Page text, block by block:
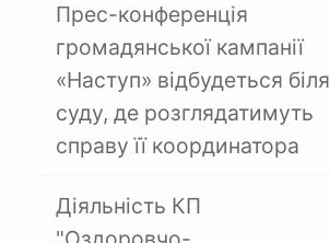
Прес-конференція
громадянської кампанії
«Наступ» відбудеться біля
суду, де розглядатимуть
справу її координатора
Діяльність КП